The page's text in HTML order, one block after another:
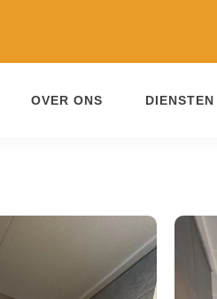
OVER ONS DIENSTEN